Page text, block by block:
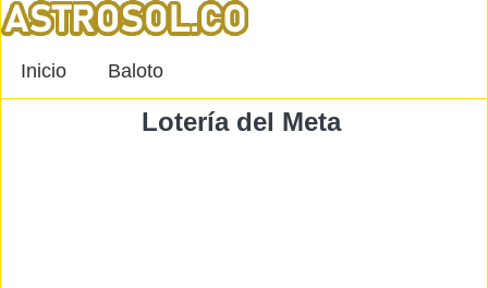
Inicio Baloto
Lotería del Meta